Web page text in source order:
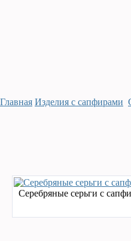
Главная Изделия с сапфирами
Серебряные серьги с